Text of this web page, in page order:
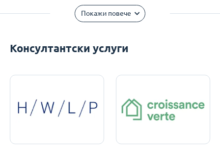
Покажи повече
Консултантски услуги